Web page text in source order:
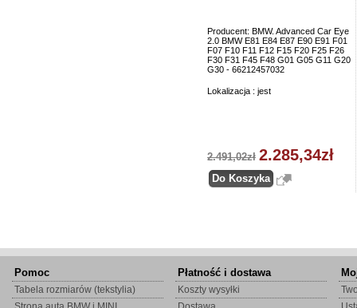
Producent: BMW. Advanced Car Eye
2.0 BMW E81 E84 E87 E90 E91 F01
F07 F10 F11 F12 F15 F20 F25 F26
F30 F31 F45 F48 G01 G05 G11 G20
G30 - 66212457032
Lokalizacja : jest
2.491,02zł 2.285,34zł
Pomoc
Tabela rozmiarów (tekstylia)
Płatność i dostawa
Koszty wysyłki